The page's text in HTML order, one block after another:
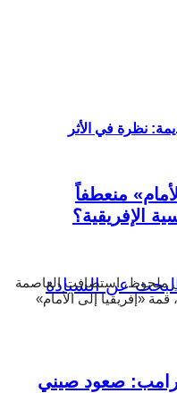
نظرة في الأثر
منعطفاً
الإفريقية؟
ملحوظ، استضافت العاصمة
قمة «إفريقيا إلى الأمام»
صعود صيني